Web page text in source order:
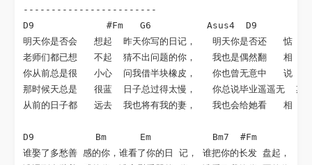
------------------------
D9             #Fm   G6          Asus4  D9
明天你是否会   想起  昨天你写的日记，   明天你是否还   惦
老师们都已想   不起  猜不出问题的你，   我也是偶然翻   相
你从前总是很   小心  问我借半块橡皮，   你也曾无意中   说
那时候天总是   很蓝  日子总过得太慢，   你总说毕业遥遥无
从前的日子都   远去  我也将有我的妻，   我也会给她看   相
D9           Bm      Em           Bm7  #Fm
谁娶了多愁善 感的你，谁看了你的日 记， 谁把你的长发 盘起，